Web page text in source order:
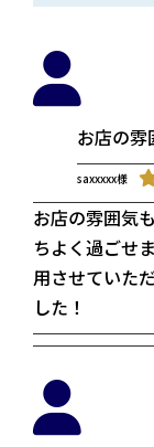
お店の
saxxxxx様
お店の雰囲気
ちよく過ごせ
用させていた
した！